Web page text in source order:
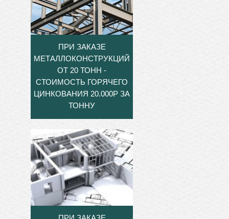
ПРИ ЗАКАЗЕ
МЕТАЛЛОКОНСТРУКЦИЙ
ОТ 20 ТОНН -
СТОИМОСТЬ ГОРЯЧЕГО
ЦИНКОВАНИЯ 20.000Р ЗА
ТОННУ